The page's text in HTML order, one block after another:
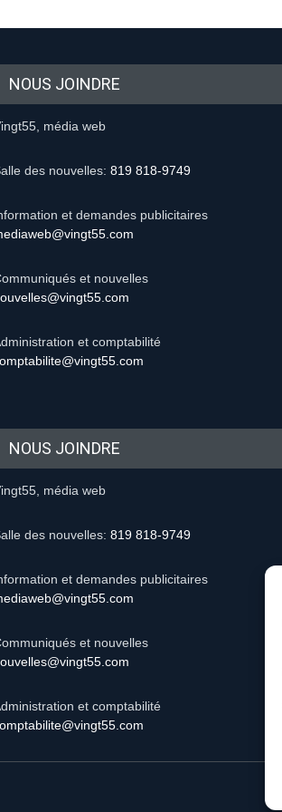
NOUS JOINDRE
média web
des nouvelles: 819 818-9749
et demandes publicitaires
et nouvelles
et comptabilité
NOUS JOINDRE
média web
des nouvelles: 819 818-9749
et demandes publicitaires
et nouvelles
et comptabilité